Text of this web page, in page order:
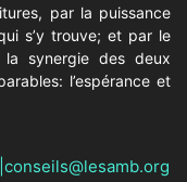
par la puissance
s’y trouve; et par le
la synergie des deux
l’espérance et
conseils@lesamb.org